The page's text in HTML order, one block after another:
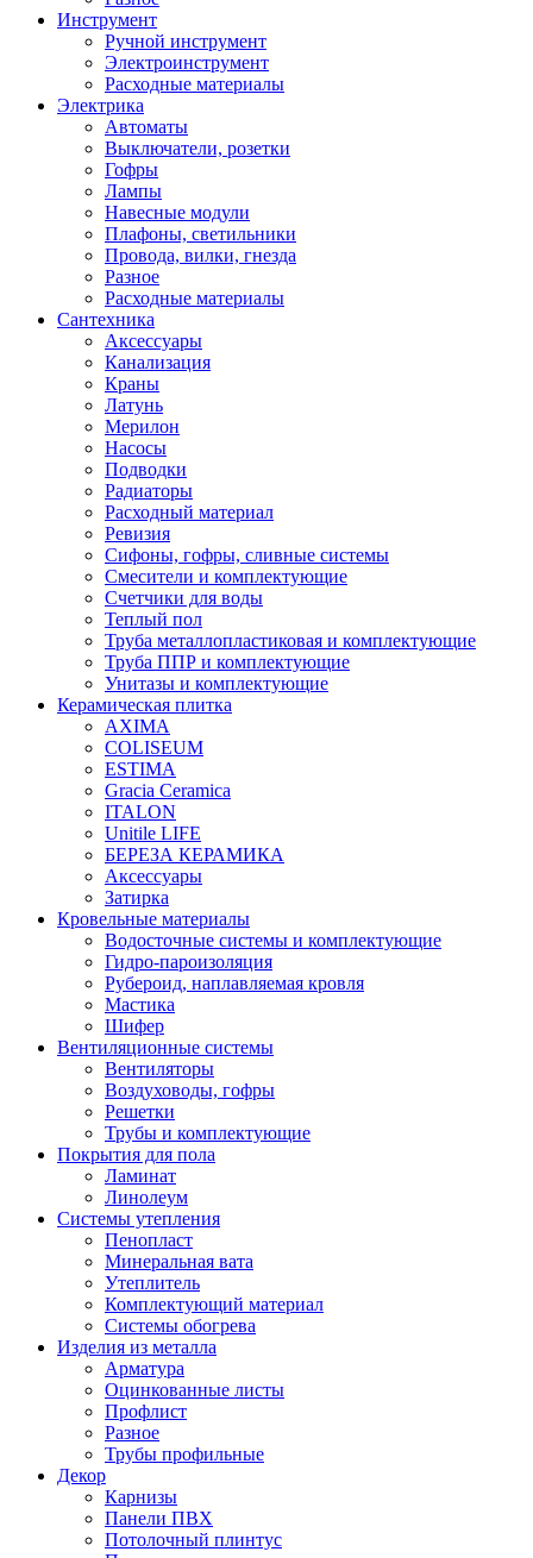
Инструмент
Ручной инструмент
Электроинструмент
Расходные материалы
Электрика
Автоматы
Выключатели, розетки
Гофры
Лампы
Навесные модули
Плафоны, светильники
Провода, вилки, гнезда
Разное
Расходные материалы
Сантехника
Аксессуары
Канализация
Краны
Латунь
Мерилон
Насосы
Подводки
Радиаторы
Расходный материал
Ревизия
Сифоны, гофры, сливные системы
Смесители и комплектующие
Счетчики для воды
Теплый пол
Труба металлопластиковая и комплектующие
Труба ППР и комплектующие
Унитазы и комплектующие
Керамическая плитка
AXIMA
COLISEUM
ESTIMA
Gracia Ceramica
ITALON
Unitile LIFE
БЕРЕЗА КЕРАМИКА
Аксессуары
Затирка
Кровельные материалы
Водосточные системы и комплектующие
Гидро-пароизоляция
Рубероид, наплавляемая кровля
Мастика
Шифер
Вентиляционные системы
Вентиляторы
Воздуховоды, гофры
Решетки
Трубы и комплектующие
Покрытия для пола
Ламинат
Линолеум
Системы утепления
Пенопласт
Минеральная вата
Утеплитель
Комплектующий материал
Системы обогрева
Изделия из металла
Арматура
Оцинкованные листы
Профлист
Разное
Трубы профильные
Декор
Карнизы
Панели ПВХ
Потолочный плинтус